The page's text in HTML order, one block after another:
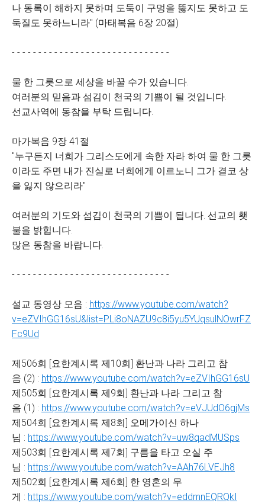
나 동록이 해하지 못하며 도둑이 구멍을 뚫지도 못하고 도
둑질도 못하느니라" (마태복음 6장 20절)
- - - - - - - - - - - - - - - - - - - - - - - - - - - - - -
물 한 그릇으로 세상을 바꿀 수가 있습니다.
여러분의 믿음과 섬김이 천국의 기쁨이 될 것입니다.
선교사역에 동참을 부탁 드립니다.
마가복음 9장 41절
"누구든지 너희가 그리스도에게 속한 자라 하여 물 한 그릇
이라도 주면 내가 진실로 너희에게 이르노니 그가 결코 상
을 잃지 않으리라"
여러분의 기도와 섬김이 천국의 기쁨이 됩니다. 선교의 횃
불을 밝힙니다.
많은 동참을 바랍니다.
- - - - - - - - - - - - - - - - - - - - - - - - - - - - - -
설교 동영상 모음 : https://www.youtube.com/watch?
v=eZVIhGG16sU&list=PLi8oNAZU9c8i5yu5YUqsulNOwrFZ
Fc9Ud
제506회 [요한계시록 제10회] 환난과 나라 그리고 참
음 (2) : https://www.youtube.com/watch?v=eZVIhGG16sU
제505회 [요한계시록 제9회] 환난과 나라 그리고 참
음 (1) : https://www.youtube.com/watch?v=eVJUdO6gjMs
제504회 [요한계시록 제8회] 오메가이신 하나
님 : https://www.youtube.com/watch?v=uw8qadMUSps
제503회 [요한계시록 제7회] 구름을 타고 오실 주
님 : https://www.youtube.com/watch?v=AAh76LVEJh8
제502회 [요한계시록 제6회] 한 영혼의 무
게 : https://www.youtube.com/watch?v=eddmnEQRQkI